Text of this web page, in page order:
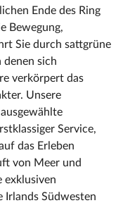
Ende des Ring
Bewegung,
Sie durch sattgrüne
denen sich
verkörpert das
Unsere
Service,
das Erleben
von Meer und
exklusiven
Irlands Südwesten